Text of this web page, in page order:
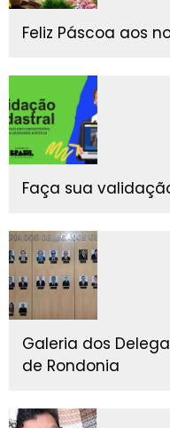
Feliz Páscoa aos
Faça sua
Galeria dos
de Rondonia